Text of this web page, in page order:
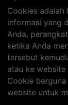
Cookies adalah
informasi yang
Anda,
ketika Anda
tersebut
atau ke
Cookie
website untuk